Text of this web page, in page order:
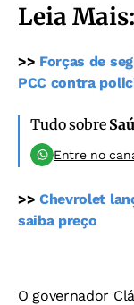
Leia Mais:
>> Forças de
PCC contra
Tudo sobre
Entre no
>>Chevrolet
saiba preço
O governador